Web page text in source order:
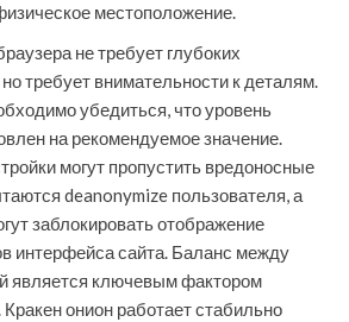
местоположение.
не требует глубоких
требует внимательности к деталям.
убедиться, что уровень
на рекомендуемое значение.
могут пропустить вредоносные
deanonymize пользователя, а
заблокировать отображение
интерфейса сайта. Баланс между
является ключевым фактором
онион работает стабильно